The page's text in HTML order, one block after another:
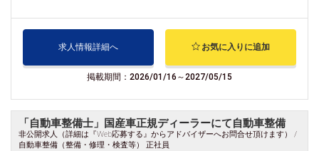
求人情報詳細へ お気に入りに追加
掲載期間：2026/01/16～2027/05/15
「自動車整備士」国産車正規ディーラーにて自動車整備
非公開求人（詳細は『Web応募する』からアドバイザーへお問合せ頂けます） /
自動車整備（整備・修理・検査等） 正社員